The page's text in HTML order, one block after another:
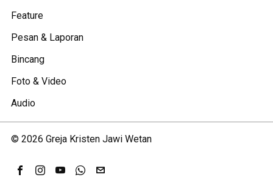
Feature
Pesan & Laporan
Bincang
Foto & Video
Audio
© 2026 Greja Kristen Jawi Wetan